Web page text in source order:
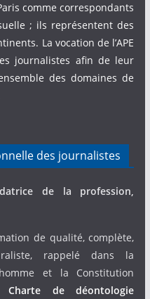
comme correspondants
; ils représentent des
La vocation de l’APE
journalistes afin de leur
des domaines de
des journalistes
de la profession,
de qualité, complète,
rappelé dans la
et la Constitution
Charte de déontologie